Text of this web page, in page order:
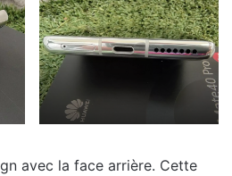
avec la face arrière. Cette